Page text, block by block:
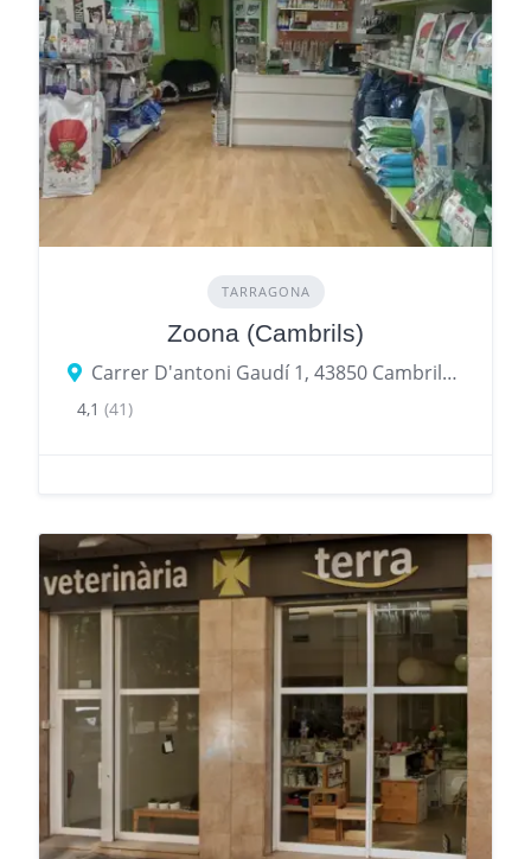
TARRAGONA
Zoona (Cambrils)
Carrer D'antoni Gaudí 1, 43850 Cambrils, provincia de Tarragona, España
4,1 (41)